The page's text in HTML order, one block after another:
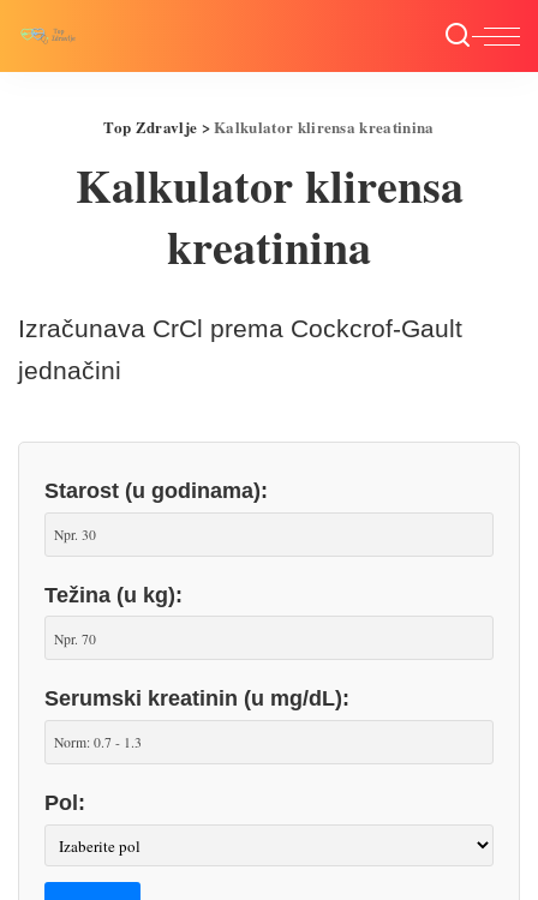
Top Zdravlje >Kalkulator klirensa kreatinina
Kalkulator klirensa
kreatinina
Izračunava CrCl prema Cockcrof-Gault
jednačini
Starost (u godinama):
Težina (u kg):
Serumski kreatinin (u mg/dL):
Pol: